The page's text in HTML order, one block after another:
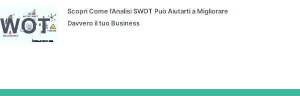
Scopri Come l’Analisi SWOT Può Aiutarti a Migliorare
Davvero il tuo Business